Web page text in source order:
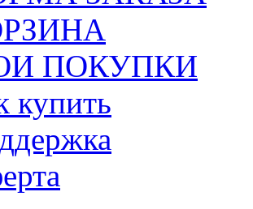
ПОКУПКИ
купить